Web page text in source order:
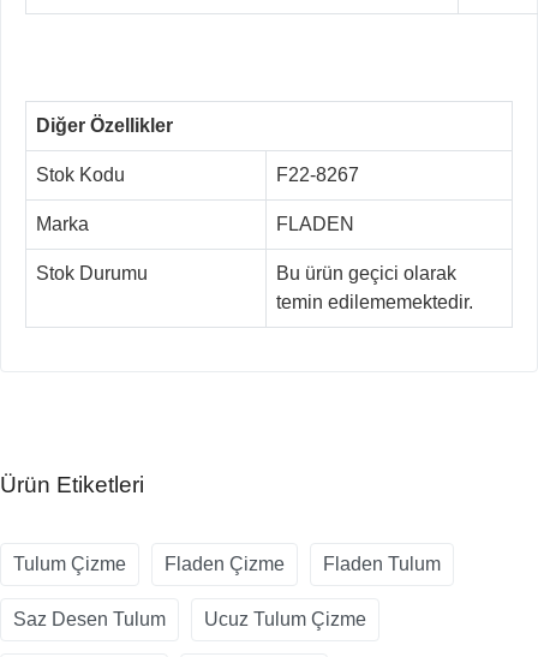
Diğer Özellikler
Stok Kodu F22-8267
Marka FLADEN
Stok Durumu
Bu ürün geçici olarak
temin edilememektedir.
Ürün Etiketleri
Tulum Çizme Fladen Çizme Fladen Tulum
Saz Desen Tulum Ucuz Tulum Çizme